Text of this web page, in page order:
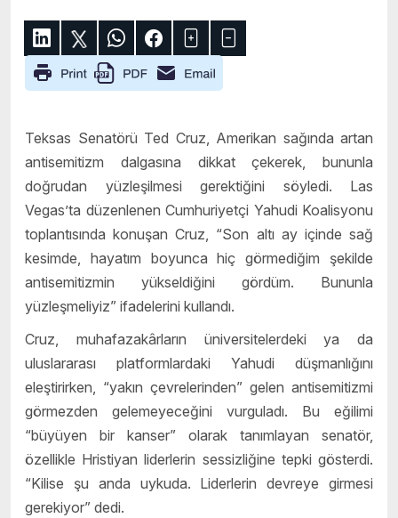
Teksas Senatörü Ted Cruz, Amerikan sağında artan
antisemitizm dalgasına dikkat çekerek, bununla
doğrudan yüzleşilmesi gerektiğini söyledi. Las
Vegas’ta düzenlenen Cumhuriyetçi Yahudi Koalisyonu
toplantısında konuşan Cruz, “Son altı ay içinde sağ
kesimde, hayatım boyunca hiç görmediğim şekilde
antisemitizmin yükseldiğini gördüm. Bununla
yüzleşmeliyiz” ifadelerini kullandı.
Cruz, muhafazakârların üniversitelerdeki ya da
uluslararası platformlardaki Yahudi düşmanlığını
eleştirirken, “yakın çevrelerinden” gelen antisemitizmi
görmezden gelemeyeceğini vurguladı. Bu eğilimi
“büyüyen bir kanser” olarak tanımlayan senatör,
özellikle Hristiyan liderlerin sessizliğine tepki gösterdi.
“Kilise şu anda uykuda. Liderlerin devreye girmesi
gerekiyor” dedi.